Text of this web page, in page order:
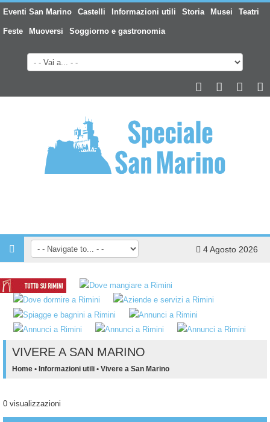
Eventi San Marino Castelli Informazioni utili Storia Musei Teatri
Feste Muoversi Soggiorno e gastronomia
4 Agosto 2026
VIVERE A SAN MARINO
Home • Informazioni utili • Vivere a San Marino
0 visualizzazioni